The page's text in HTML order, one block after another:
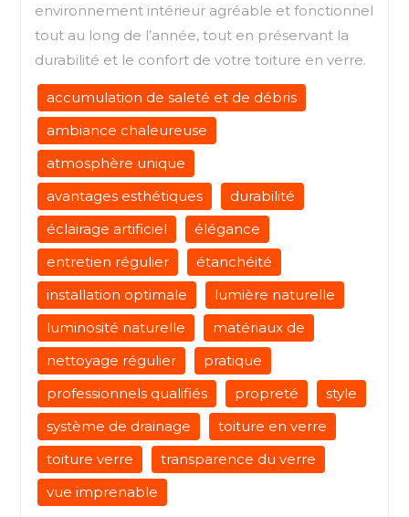
environnement intérieur agréable et fonctionnel
tout au long de l’année, tout en préservant la
durabilité et le confort de votre toiture en verre.
accumulation de saleté et de débris
ambiance chaleureuse
atmosphère unique
avantages esthétiques
durabilité
éclairage artificiel
élégance
entretien régulier
étanchéité
installation optimale
lumière naturelle
luminosité naturelle
matériaux de
nettoyage régulier
pratique
professionnels qualifiés
propreté
style
système de drainage
toiture en verre
toiture verre
transparence du verre
vue imprenable